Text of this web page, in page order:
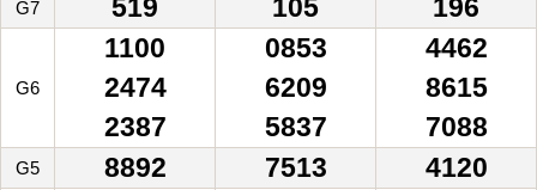
G7 519 105 196
G6
1100
2474
2387
0853
6209
5837
4462
8615
7088
G5 8892 7513 4120